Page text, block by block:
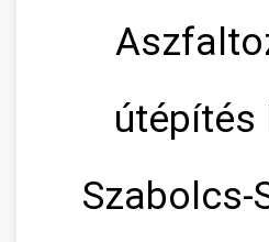
útépítés
Szabolcs-